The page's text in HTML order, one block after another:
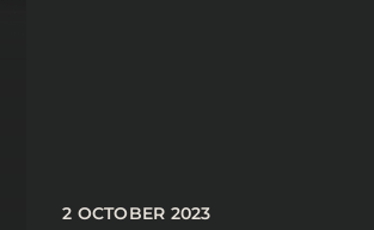
2 OCTOBER 2023